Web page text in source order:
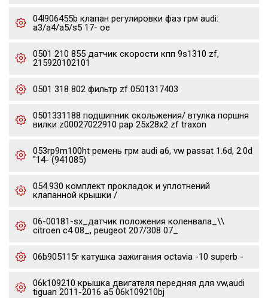
04l906455b клапан регулировки фаз грм audi:
a3/a4/a5/s5 17- oe
0501 210 855 датчик скорости кпп 9s1310 zf,
215920102101
0501 318 802 фильтр zf 0501317403
0501331188 подшипник скольжения/ втулка поршня
вилки z00027022910 pap 25x28x2 zf traxon
053rp9m100ht ремень грм audi a6, vw passat 1.6d, 2.0d
"14- (941085)
054.930 комплект прокладок и уплотнений
клапанной крышки /
06-00181-sx_датчик положения коленвала_\\
citroen c4 08_, peugeot 207/308 07_
06b905115r катушка зажигания octavia -10 superb -
06k109210 крышка двигателя передняя для vw,audi
tiguan 2011-2016 a5 06k109210bj